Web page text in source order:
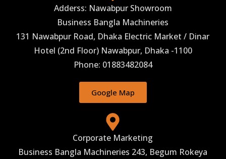
Adderss: Nawabpur Showroom
Business Bangla Machineries
131 Nawabpur Road, Dhaka Electric Market / Dinar
Hotel (2nd Floor) Nawabpur, Dhaka -1100
Phone: 01883482084
Google Map
Corporate Marketing
Business Bangla Machineries 243, Begum Rokeya